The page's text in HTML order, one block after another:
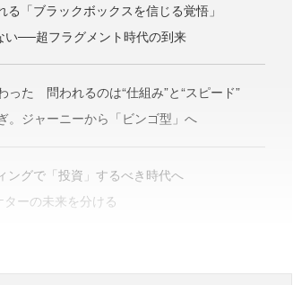
「ブラックボックスを信じる覚悟」
い──超フラグメント時代の到来
った 問われるのは“仕組み”と“スピード”
。ジャーニーから「ビンゴ型」へ
ングで「投資」するべき時代へ
ターの未来を分ける